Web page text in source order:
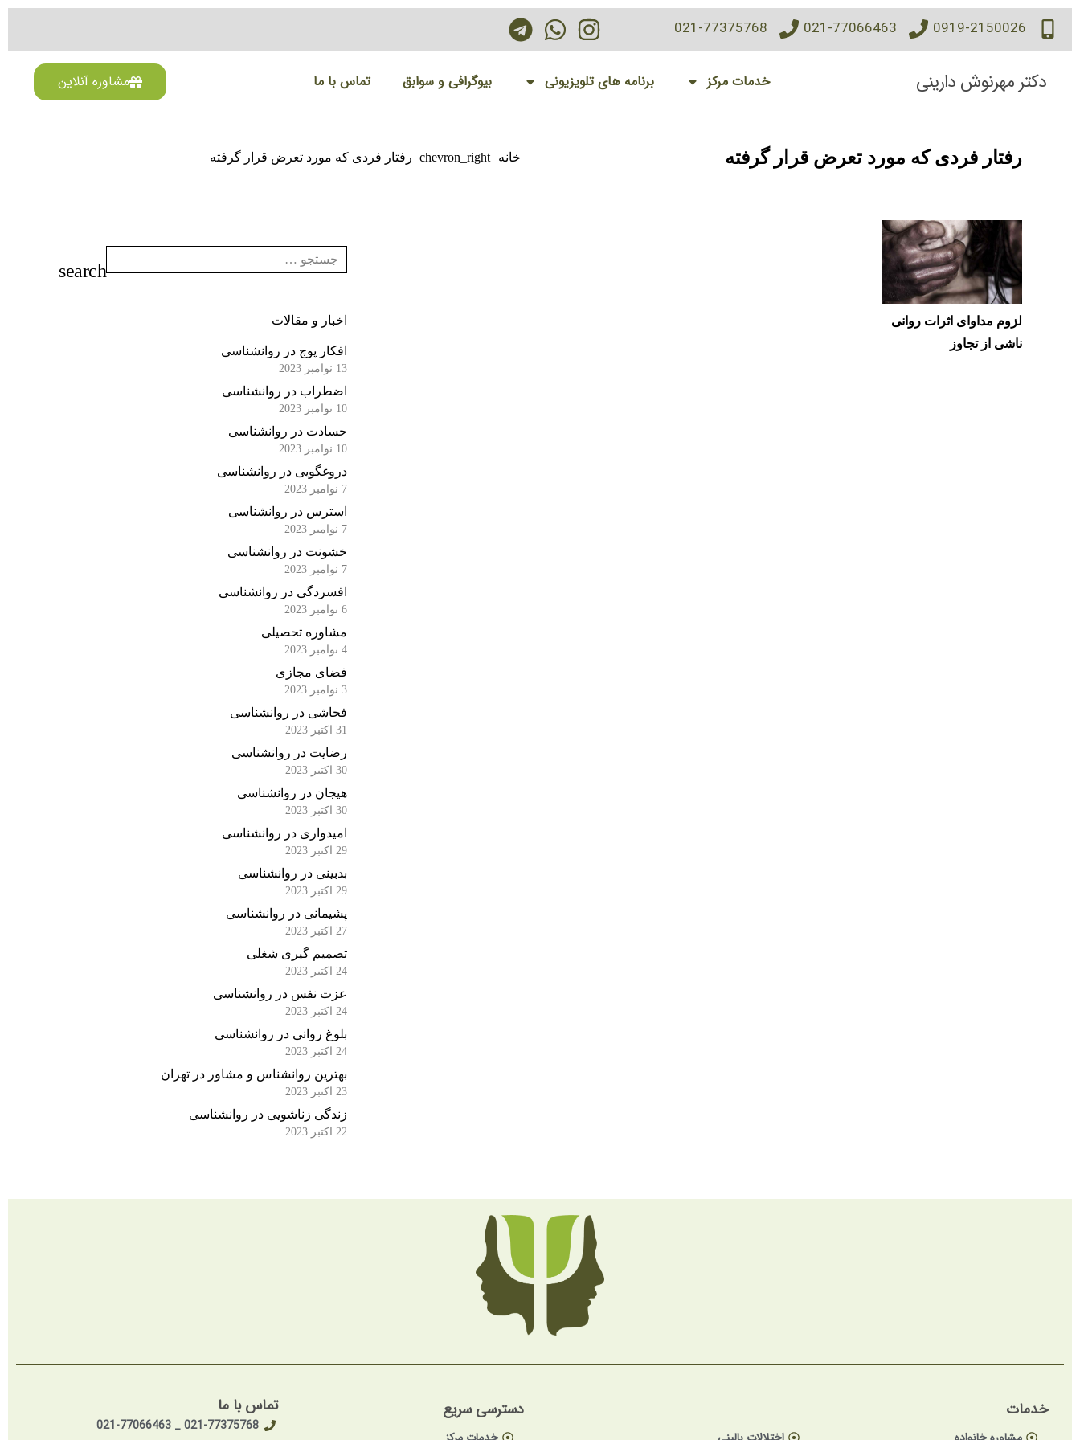
0919-2150026
021-77066463
021-77375768
دکتر مهرنوش دارینی خدمات مرکز برنامه های تلویزیونی بیوگرافی و سوابق تماس با ما مشاوره آنلاین
رفتار فردی که مورد تعرض قرار گرفته خانه chevron_right رفتار فردی که مورد تعرض قرار گرفته
لزوم مداوای اثرات روانی
ناشی از تجاوز
اخبار و مقالات
افکار پوچ در روانشناسی
13 نوامبر 2023
اضطراب در روانشناسی
10 نوامبر 2023
حسادت در روانشناسی
10 نوامبر 2023
دروغگویی در روانشناسی
7 نوامبر 2023
استرس در روانشناسی
7 نوامبر 2023
خشونت در روانشناسی
7 نوامبر 2023
افسردگی در روانشناسی
6 نوامبر 2023
مشاوره تحصیلی
4 نوامبر 2023
فضای مجازی
3 نوامبر 2023
فحاشی در روانشناسی
31 اکتبر 2023
رضایت در روانشناسی
30 اکتبر 2023
هیجان در روانشناسی
30 اکتبر 2023
امیدواری در روانشناسی
29 اکتبر 2023
بدبینی در روانشناسی
29 اکتبر 2023
پشیمانی در روانشناسی
27 اکتبر 2023
تصمیم گیری شغلی
24 اکتبر 2023
عزت نفس در روانشناسی
24 اکتبر 2023
بلوغ روانی در روانشناسی
24 اکتبر 2023
بهترین روانشناس و مشاور در تهران
23 اکتبر 2023
زندگی زناشویی در روانشناسی
22 اکتبر 2023
خدمات دسترسی سریع تماس با ما
021-77375768 _ 021-77066463